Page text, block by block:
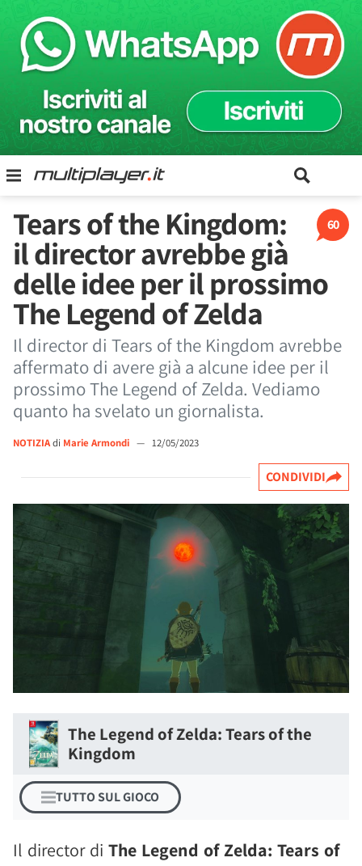
60
Tears of the Kingdom:
il director avrebbe già
delle idee per il prossimo
The Legend of Zelda
Il director di Tears of the Kingdom avrebbe
affermato di avere già a alcune idee per il
prossimo The Legend of Zelda. Vediamo
quanto ha svelato un giornalista.
NOTIZIAdi Marie Armondi — 12/05/2023
CONDIVIDI
The Legend of Zelda: Tears of the
Kingdom
TUTTO SUL GIOCO
Il director di The Legend of Zelda: Tears of